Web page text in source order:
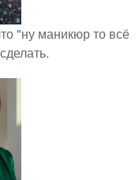
"ну маникюр то всё